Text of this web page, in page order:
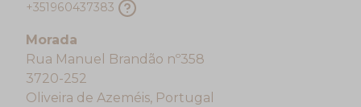
+351960437383
Morada
Rua Manuel Brandão nº358
3720-252
Oliveira de Azeméis, Portugal